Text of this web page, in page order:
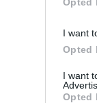
I want
Opted
I want
Opted